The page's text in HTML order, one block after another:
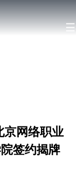
网络职业
签约揭牌